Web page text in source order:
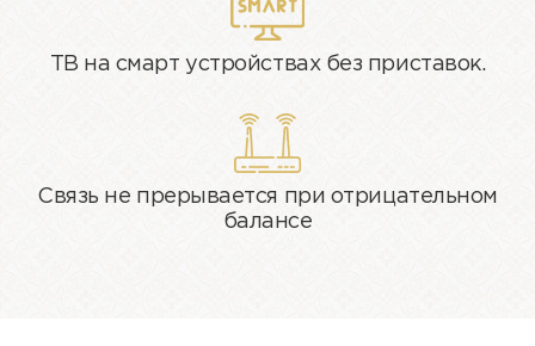
400 руб/мес
Подключить
Цифровое телевидения для дома и
мобильных устройств.
Подключить
ТВ на смарт устройствах без приставок.
Связь не прерывается при отрицательном
балансе